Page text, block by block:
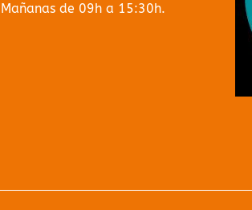
Mañanas de 09h a 15:30h.